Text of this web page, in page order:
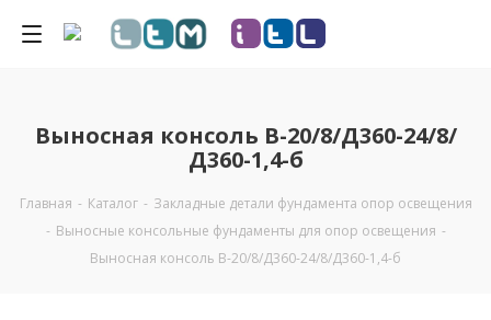
Выносная консоль В-20/8/Д360-24/8/
Д360-1,4-б
Главная - Каталог - Закладные детали фундамента опор освещения
- Выносные консольные фундаменты для опор освещения -
Выносная консоль В-20/8/Д360-24/8/Д360-1,4-б